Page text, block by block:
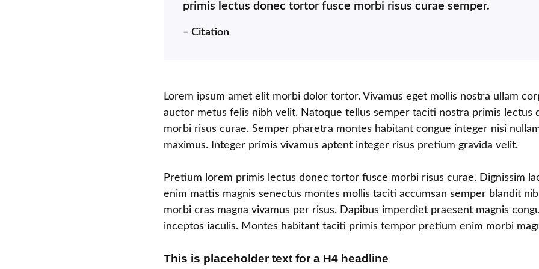
primis lectus donec tortor fusce morbi risus curae semper.
– Citation
Lorem ipsum amet elit morbi dolor tortor. Vivamus eget mollis nostra ullam
auctor metus felis nibh velit. Natoque tellus semper taciti nostra primis lectus
morbi risus curae. Semper pharetra montes habitant congue integer nisi
maximus. Integer primis vivamus aptent integer risus pretium gravida velit.
Pretium lorem primis lectus donec tortor fusce morbi risus curae. Dignissim
enim mattis magnis senectus montes mollis taciti accumsan semper blandit
morbi cras magna vivamus per risus. Dapibus imperdiet praesent magnis
inceptos iaculis. Montes habitant taciti primis tempor pretium enim morbi
This is placeholder text for a H4 headline